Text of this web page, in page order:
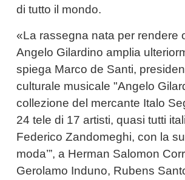
di tutto il mondo.
«La rassegna nata per rendere
Angelo Gilardino amplia
spiega Marco de Santi,
culturale musicale "Angelo
collezione del mercante Italo
24 tele di 17 artisti, quasi tutti
Federico Zandomeghi, con la
moda’”, a Herman Salomon
Gerolamo Induno, Rubens